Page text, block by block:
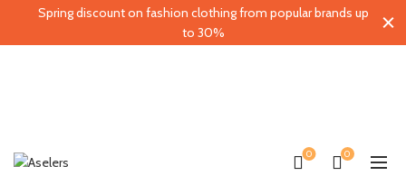
0 0
Spring discount on fashion clothing from popular brands up
to 30%